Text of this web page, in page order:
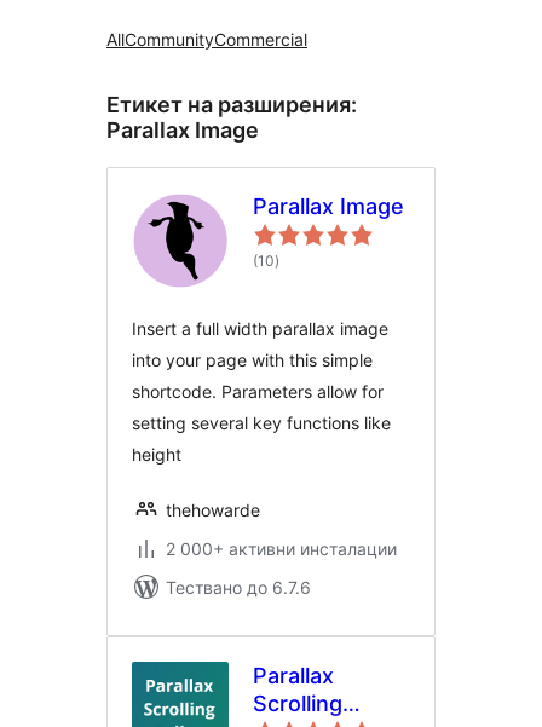
AllCommunityCommercial
Етикет на разширения:
Parallax Image
Parallax Image
(10общо
оценки
)
Insert a full width parallax image
into your page with this simple
shortcode. Parameters allow for
setting several key functions like
height
thehowarde
2 000+ активни инсталации
Тествано до 6.7.6
Parallax
Scrolling